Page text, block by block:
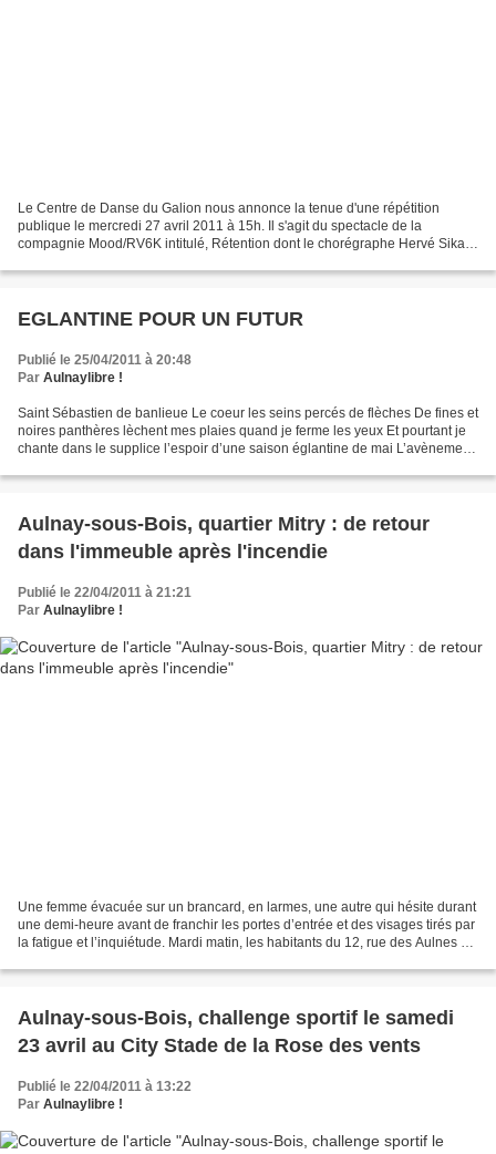
Le Centre de Danse du Galion nous annonce la tenue d'une répétition
publique le mercredi 27 avril 2011 à 15h. Il s'agit du spectacle de la
compagnie Mood/RV6K intitulé, Rétention dont le chorégraphe Hervé Sika
EGLANTINE POUR UN FUTUR
Publié le 25/04/2011 à 20:48
Par Aulnaylibre !
Saint Sébastien de banlieue Le coeur les seins percés de flèches De fines et
noires panthères lèchent mes plaies quand je ferme les yeux Et pourtant je
chante dans le supplice l’espoir d’une saison églantine de mai L’avènement
Aulnay-sous-Bois, quartier Mitry : de retour
dans l'immeuble après l'incendie
Publié le 22/04/2011 à 21:21
Par Aulnaylibre !
Une femme évacuée sur un brancard, en larmes, une autre qui hésite durant
une demi-heure avant de franchir les portes d’entrée et des visages tirés par
la fatigue et l’inquiétude. Mardi matin, les habitants du 12, rue des Aulnes à
Aulnay-sous-Bois, challenge sportif le samedi
23 avril au City Stade de la Rose des vents
Publié le 22/04/2011 à 13:22
Par Aulnaylibre !